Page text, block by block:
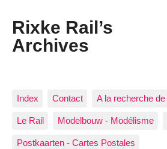
Rixke Rail’s
Archives
Index Contact A la recherche de
Le Rail Modelbouw - Modélisme
Postkaarten - Cartes Postales